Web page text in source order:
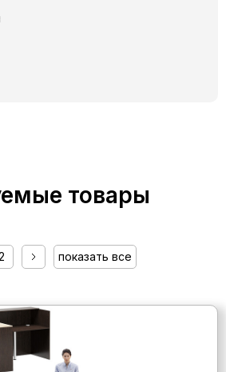
товары
показать все